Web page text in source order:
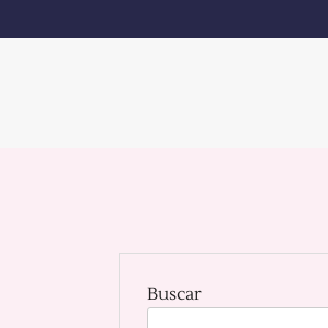
Buscar